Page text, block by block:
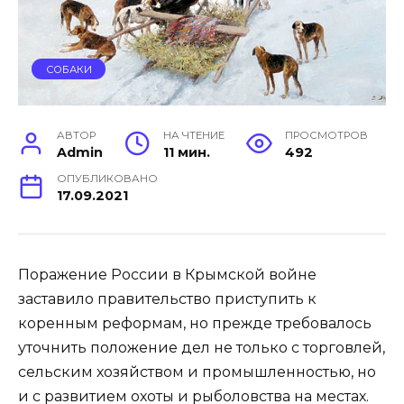
СОБАКИ
АВТОР
Admin
НА ЧТЕНИЕ
11 мин.
ПРОСМОТРОВ
492
ОПУБЛИКОВАНО
17.09.2021
Поражение России в Крымской войне
заставило правительство приступить к
коренным реформам, но прежде требовалось
уточнить положение дел не только с торговлей,
сельским хозяйством и промышленностью, но
и с развитием охоты и рыболовства на местах.